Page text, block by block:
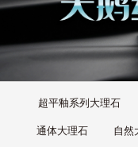
超平釉系列大理石
通体大理石 自然